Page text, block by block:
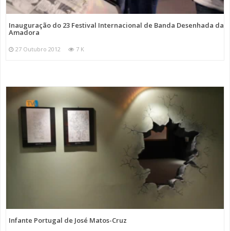
Inauguração do 23 Festival Internacional de Banda Desenhada da
Amadora
27 Outubro 2012 7 K
Infante Portugal de José Matos-Cruz